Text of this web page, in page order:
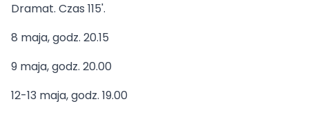
Dramat. Czas 115'.
8 maja, godz. 20.15
9 maja, godz. 20.00
12-13 maja, godz. 19.00